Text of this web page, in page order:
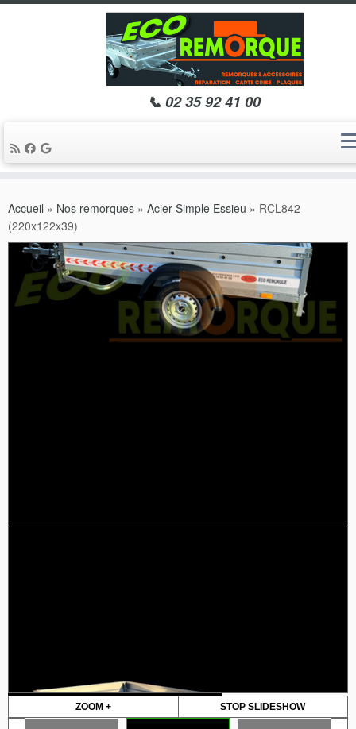
au
contenu
📞 02 35 92 41 00
Accueil » Nos remorques » Acier Simple Essieu » RCL842
(220x122x39)
ZOOM + STOP SLIDESHOW